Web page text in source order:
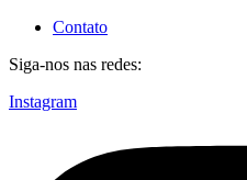
Contato
Siga-nos nas redes:
Instagram